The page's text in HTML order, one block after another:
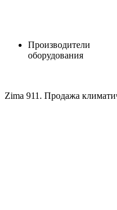
Производители
оборудования
Zima 911. Продажа